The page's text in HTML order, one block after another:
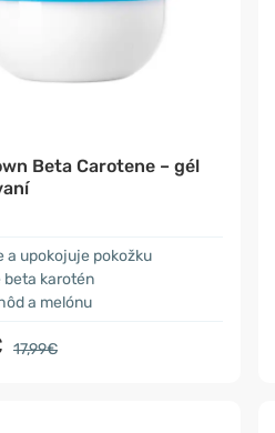
Beta Carotene – gél
a upokojuje pokožku
beta karotén
a melónu
17,99€